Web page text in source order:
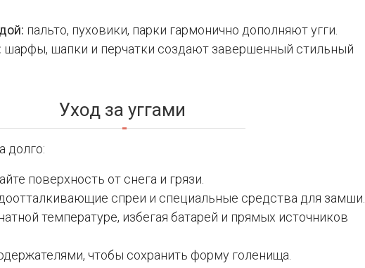
пальто, пуховики, парки гармонично дополняют угги.
шарфы, шапки и перчатки создают завершенный стильный
Уход за уггами
долго:
поверхность от снега и грязи.
спреи и специальные средства для замши.
температуре, избегая батарей и прямых источников
чтобы сохранить форму голенища.